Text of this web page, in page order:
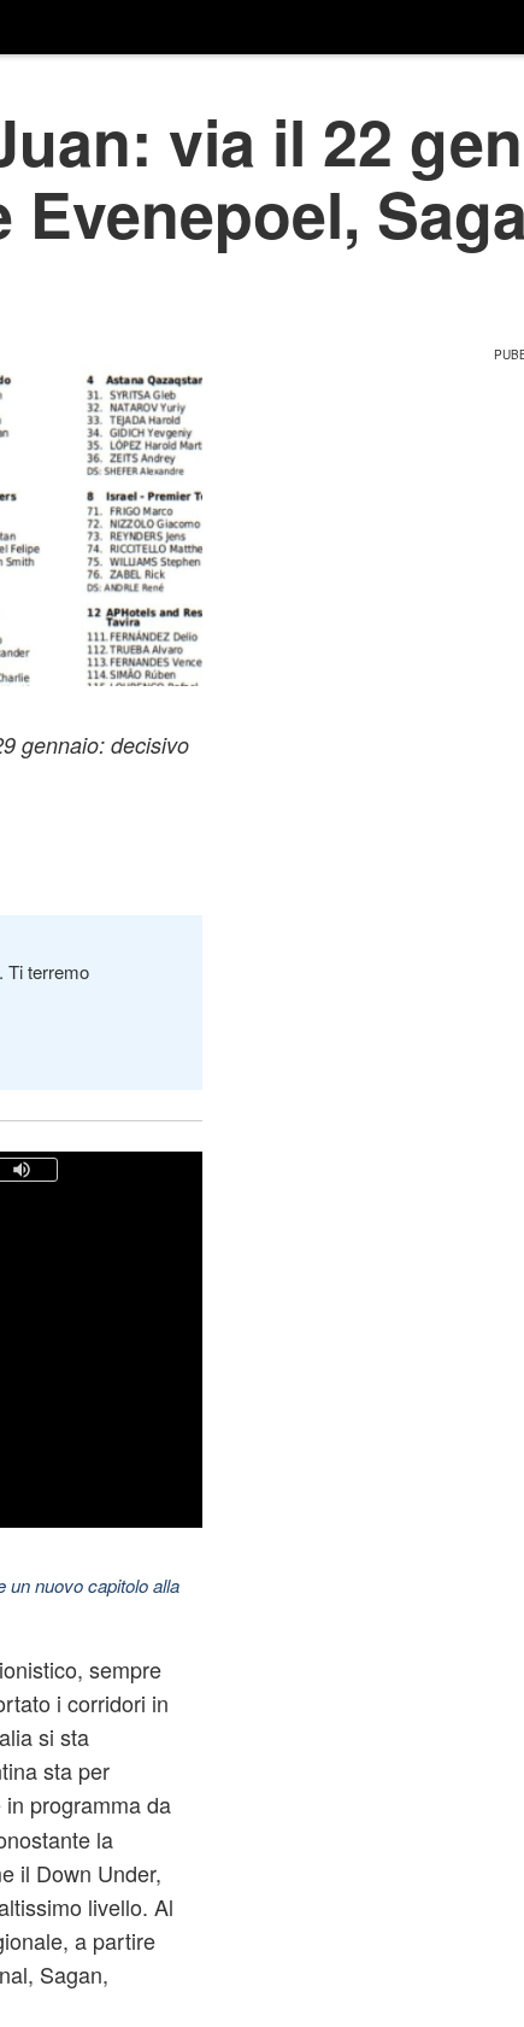
via il 22
gennaio: decisivo
Ti terremo
un nuovo capitolo alla
sempre
i corridori in
si sta
sta per
programma da
la
il Down Under,
livello. Al
a partire
Sagan,